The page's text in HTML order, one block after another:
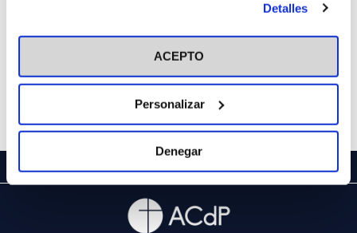
en el botón "Personalizar". Para más información puedes
visitar nuestra Política de Cookies
Detalles
ACEPTO
Personalizar
Denegar